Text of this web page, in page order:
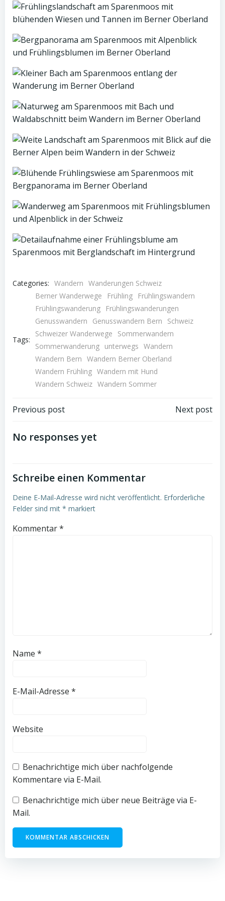
Categories: Wandern Wanderungen Schweiz
Tags:
Berner Wanderwege Frühling
Frühlingswandern
Frühlingswanderung
Frühlingswanderungen
Genusswandern
Genusswandern Bern
Schweiz
Schweizer Wanderwege
Sommerwandern
Sommerwanderung unterwegs Wandern
Wandern Bern Wandern Berner Oberland
Wandern Frühling Wandern mit Hund
Wandern Schweiz Wandern Sommer
Post
navigation
Previous post Next post
No responses yet
Schreibe einen Kommentar
Deine E-Mail-Adresse wird nicht veröffentlicht. Erforderliche
Felder sind mit * markiert
Kommentar*
Name *
E-Mail-Adresse *
Website
Benachrichtige mich über nachfolgende
Kommentare via E-Mail.
Benachrichtige mich über neue Beiträge via E-
Mail.